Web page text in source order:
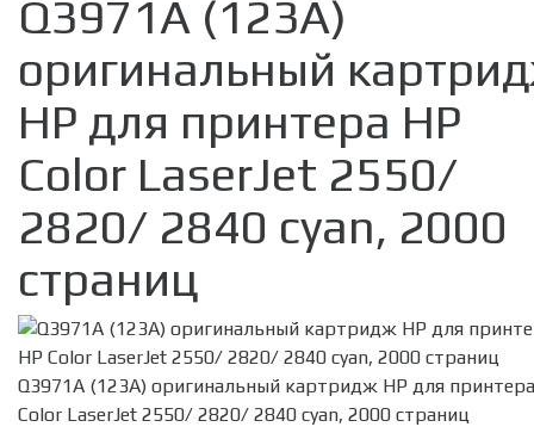
Q3971A (123A)
оригинальный
HP для принтера HP
Color LaserJet 2550/
2820/ 2840 cyan, 2000
страниц
Q3971A (123A) оригинальный картридж HP для
Color LaserJet 2550/ 2820/ 2840 cyan, 2000 страниц